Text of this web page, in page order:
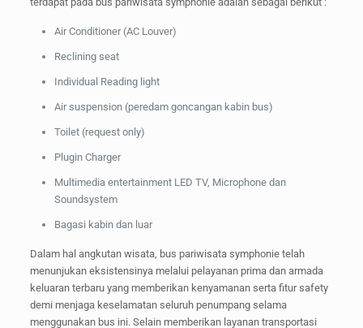
Air Conditioner (AC Louver)
Reclining seat
Individual Reading light
Air suspension (peredam goncangan kabin bus)
Toilet (request only)
Plugin Charger
Multimedia entertainment LED TV, Microphone dan
Soundsystem
Bagasi kabin dan luar
Dalam hal angkutan wisata, bus pariwisata symphonie telah
menunjukan eksistensinya melalui pelayanan prima dan armada
keluaran terbaru yang memberikan kenyamanan serta fitur safety
demi menjaga keselamatan seluruh penumpang selama
menggunakan bus ini. Selain memberikan layanan transportasi